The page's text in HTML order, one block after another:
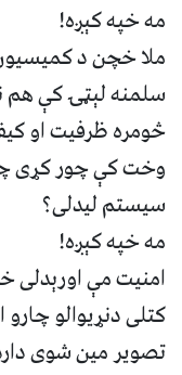
مه خپه کېږه!
ملا خچن د
سلمنه لېټۍ کې
څومره ظرفیت او
وخت کې چور کړی
سیستم لیدلی؟
مه خپه کېږه!
امنیت مې
کتلی دنړیوالو
تصویر مین شوی